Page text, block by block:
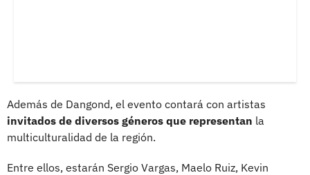
Además de Dangond, el evento contará con artistas
invitados de diversos géneros que representan la
multiculturalidad de la región.
Entre ellos, estarán Sergio Vargas, Maelo Ruiz, Kevin